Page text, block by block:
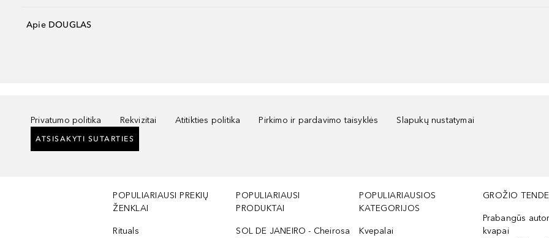
Apie DOUGLAS
Privatumo politika Rekvizitai Atitikties politika Pirkimo ir pardavimo taisyklės Slapukų nustatymai
ATSISAKYTI SUTARTIES
POPULIARIAUSI PREKIŲ
ŽENKLAI
Rituals
POPULIARIAUSI
PRODUKTAI
SOL DE JANEIRO - Cheirosa
POPULIARIAUSIOS
KATEGORIJOS
Kvepalai
GROŽIO
Prabangūs
kvapai